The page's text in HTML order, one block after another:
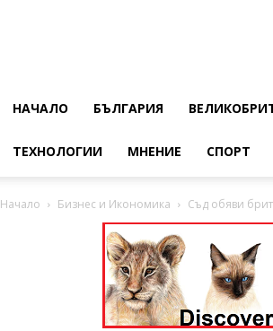
НАЧАЛО БЪЛГАРИЯ
ТЕХНОЛОГИИ МНЕНИЕ СПОРТ
Начало Бизнес и Икономика Съд обяви